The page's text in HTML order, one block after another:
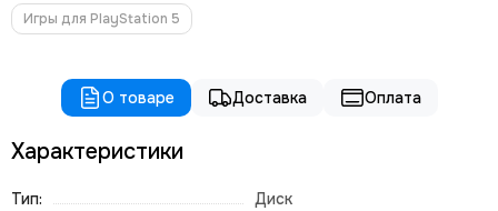
Игры для PlayStation 5
О товаре Доставка Оплата
Характеристики
Тип:
Диск